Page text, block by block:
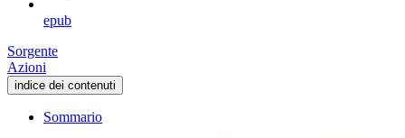
epub
Sorgente
Azioni
indice dei contenuti
Sommario